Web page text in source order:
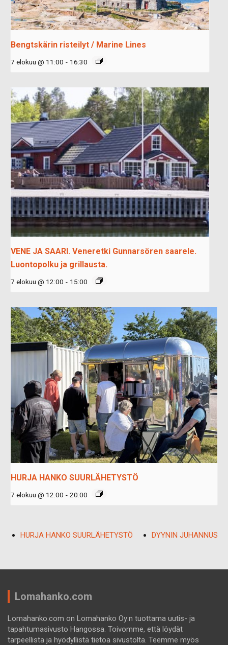
Bengtskärin risteilyt / Marine Lines
7 elokuu @ 11:00 - 16:30
VENE JA SAARI. Veneretki Gunnarsören saarele.
Luontopolku ja grillausta.
7 elokuu @ 12:00 - 15:00
HURJA HANKO SUURLÄHETYSTÖ
7 elokuu @ 12:00 - 20:00
HURJA HANKO SUURLÄHETYSTÖ DYYNIN JUHANNUS
Lomahanko.com
Lomahanko.com on Lomahanko Oy:n tuottama uutis- ja
tapahtumasivusto Hangossa. Toivomme, että löydät
tarpeellista ja hyödyllistä tietoa sivustolta. Teemme myös